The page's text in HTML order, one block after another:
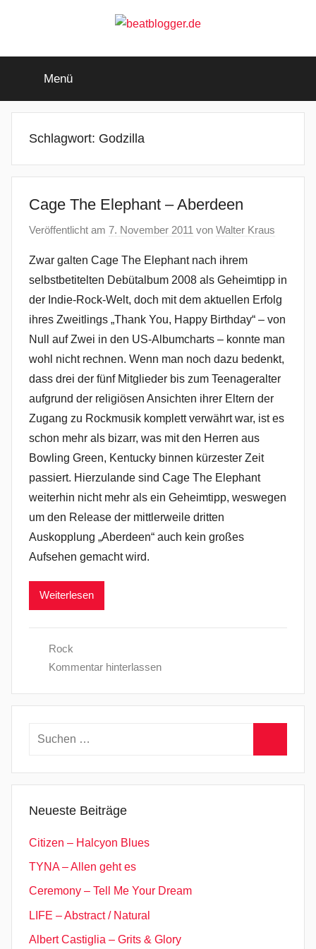
beatblogger.de
beat
goes
Menü
Schlagwort: Godzilla
Cage The Elephant – Aberdeen
Veröffentlicht am 7. November 2011 von Walter Kraus
Zwar galten Cage The Elephant nach ihrem
selbstbetitelten Debütalbum 2008 als Geheimtipp in
der Indie-Rock-Welt, doch mit dem aktuellen Erfolg
ihres Zweitlings „Thank You, Happy Birthday“ – von
Null auf Zwei in den US-Albumcharts – konnte man
wohl nicht rechnen. Wenn man noch dazu bedenkt,
dass drei der fünf Mitglieder bis zum Teenageralter
aufgrund der religiösen Ansichten ihrer Eltern der
Zugang zu Rockmusik komplett verwährt war, ist es
schon mehr als bizarr, was mit den Herren aus
Bowling Green, Kentucky binnen kürzester Zeit
passiert. Hierzulande sind Cage The Elephant
weiterhin nicht mehr als ein Geheimtipp, weswegen
um den Release der mittlerweile dritten
Auskopplung „Aberdeen“ auch kein großes
Aufsehen gemacht wird.
Weiterlesen
Rock
Kommentar hinterlassen
Suchen
Neueste Beiträge
Citizen – Halcyon Blues
TYNA – Allen geht es
Ceremony – Tell Me Your Dream
LIFE – Abstract / Natural
Albert Castiglia – Grits & Glory